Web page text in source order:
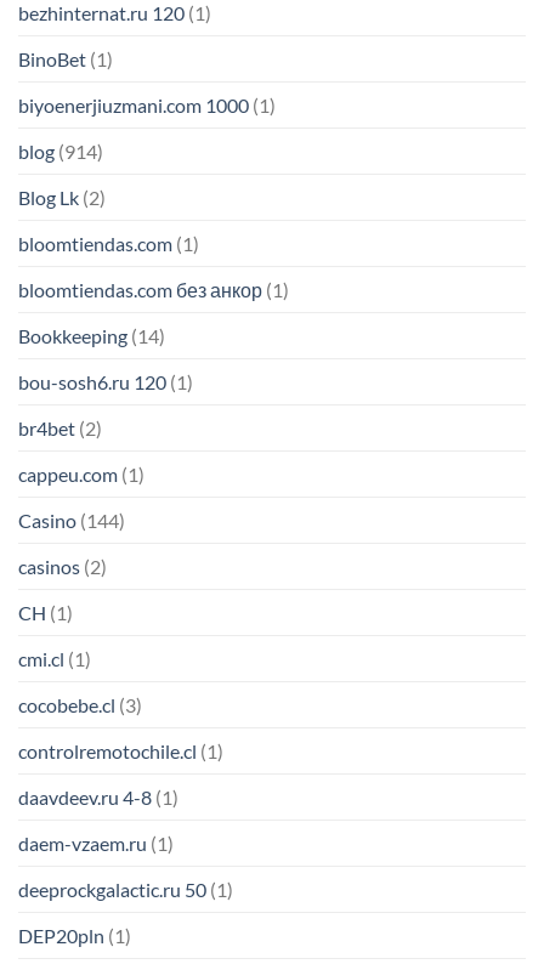
bezhinternat.ru 120 (1)
BinoBet (1)
biyoenerjiuzmani.com 1000 (1)
blog (914)
Blog Lk (2)
bloomtiendas.com (1)
bloomtiendas.com без анкор (1)
Bookkeeping (14)
bou-sosh6.ru 120 (1)
br4bet (2)
cappeu.com (1)
Casino (144)
casinos (2)
CH (1)
cmi.cl (1)
cocobebe.cl (3)
controlremotochile.cl (1)
daavdeev.ru 4-8 (1)
daem-vzaem.ru (1)
deeprockgalactic.ru 50 (1)
DEP20pln (1)